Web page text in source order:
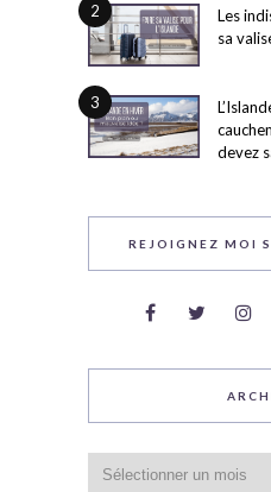
2
Les
sa
3
devez
REJOIGNEZ MOI